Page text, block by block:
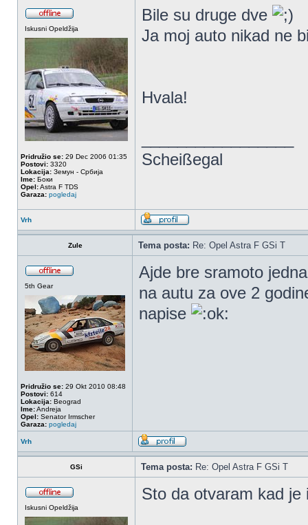
Iskusni Opeldžija
Pridružio se: 29 Dec 2006 01:35
Postovi: 3320
Lokacija: Земун - Србија
Ime: Боки
Opel:Astra F TDS
Garaza: pogledaj
Bile su druge dve
Ja moj auto nikad ne
Hvala!
Scheißegal
Vrh
Zule Tema posta: Re: Opel Astra F GSi T
5th Gear
Pridružio se: 29 Okt 2010 08:48
Postovi: 614
Lokacija: Beograd
Ime:Andreja
Opel: Senator Irmscher
Garaza: pogledaj
Ajde bre sramoto
na autu za ove 2
napise
Vrh
GSi Tema posta: Re: Opel Astra F GSi T
Iskusni Opeldžija
Sto da otvaram kad